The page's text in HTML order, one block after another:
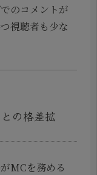
のコメントが
視聴者も少な
の格差拡
MCを務める